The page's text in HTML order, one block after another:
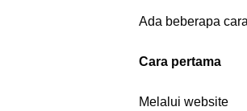
Ada beberapa
Cara pertama
Melalui website